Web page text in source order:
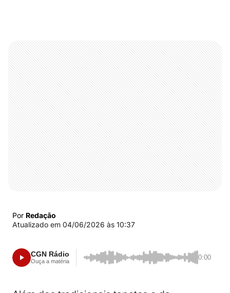
Por Redação
Atualizado em 04/06/2026 às 10:37
CGN Rádio
Ouça a matéria 0:00